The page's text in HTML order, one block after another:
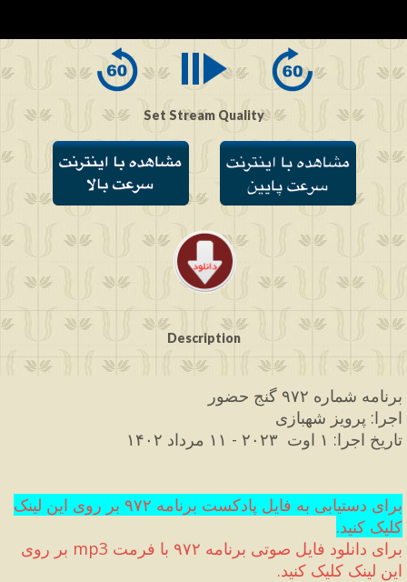
of
Set Stream Quality
Description
برنامه شماره ۹۷۲ گنج حضور
اجرا: پرویز شهبازی
تاریخ اجرا: ۱ اوت -
کلیک کنید.
برای دانلود فایل صوتی برنامه ۹۷۲ با فرمت
mp3
این لینک کلیک کنید.